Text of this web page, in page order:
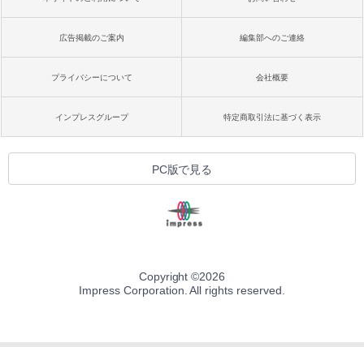
AIイラスト表現辞典: 思い通りの絵を引き
￥480
ードウェア・市販ソフトウェアのパーフ
ェクトリストと最新エミュレータ紹介
Amazon Kindle Colorsoft | 16GBストレ
ージ、防水、7インチカラーディスプレ
イ、色調調節ライト、最大8週間持続バッ
テリー、広告無し、ブラック (2025年発
売)
￥31,980
New Amazon Kindle Scribe Colorsoft |
11インチカラーディスプレイ、64GBスト
き、グラファイト
￥115,980
広告掲載のご案内 編集部へのご連絡
プライバシーについて 会社概要
インプレスグループ 特定商取引法に基づく表示
PC版で見る
Copyright ©2026
Impress Corporation. All rights reserved.